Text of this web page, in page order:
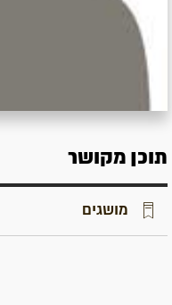
תוכן מקושר
מושגים